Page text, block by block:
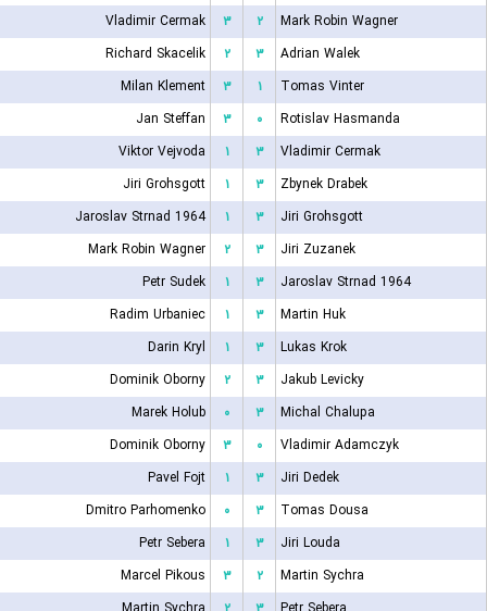
Vladimir Cermak
۳ ۲
Mark Robin Wagner
Richard Skacelik
۲ ۳
Adrian Walek
Milan Klement
۳ ۱
Tomas Vinter
Jan Steffan
۳ ۰
Rotislav Hasmanda
Viktor Vejvoda
۱ ۳
Vladimir Cermak
Jiri Grohsgott
۱ ۳
Zbynek Drabek
Jaroslav Strnad 1964
۱ ۳
Jiri Grohsgott
Mark Robin Wagner
۲ ۳
Jiri Zuzanek
Petr Sudek
۱ ۳
Jaroslav Strnad 1964
Radim Urbaniec
۱ ۳
Martin Huk
Darin Kryl
۱ ۳
Lukas Krok
Dominik Oborny
۲ ۳
Jakub Levicky
Marek Holub
۰ ۳
Michal Chalupa
Dominik Oborny
۳ ۰
Vladimir Adamczyk
Pavel Fojt
۱ ۳
Jiri Dedek
Dmitro Parhomenko
۰ ۳
Tomas Dousa
Petr Sebera
۱ ۳
Jiri Louda
Marcel Pikous
۳ ۲
Martin Sychra